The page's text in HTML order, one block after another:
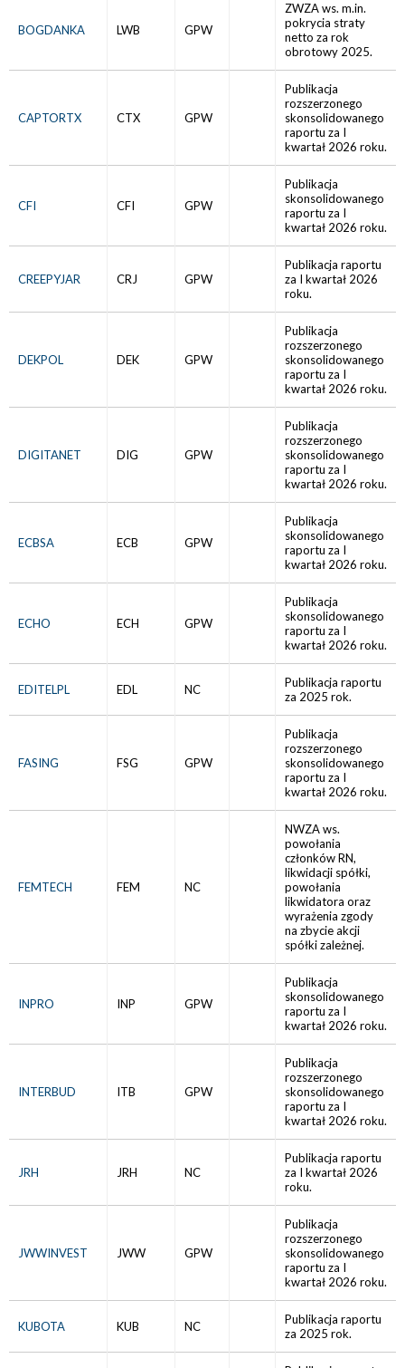
BOGDANKA LWB GPW
ZWZA ws. m.in.
pokrycia straty
netto za rok
obrotowy 2025.
CAPTORTX CTX GPW
Publikacja
rozszerzonego
skonsolidowanego
raportu za I
kwartał 2026 roku.
CFI CFI GPW
Publikacja
skonsolidowanego
raportu za I
kwartał 2026 roku.
CREEPYJAR CRJ GPW
Publikacja raportu
za I kwartał 2026
roku.
DEKPOL DEK GPW
Publikacja
rozszerzonego
skonsolidowanego
raportu za I
kwartał 2026 roku.
DIGITANET DIG GPW
Publikacja
rozszerzonego
skonsolidowanego
raportu za I
kwartał 2026 roku.
ECBSA ECB GPW
Publikacja
skonsolidowanego
raportu za I
kwartał 2026 roku.
ECHO ECH GPW
Publikacja
skonsolidowanego
raportu za I
kwartał 2026 roku.
EDITELPL EDL NC
Publikacja raportu
za 2025 rok.
FASING FSG GPW
Publikacja
rozszerzonego
skonsolidowanego
raportu za I
kwartał 2026 roku.
FEMTECH FEM NC
NWZA ws.
powołania
członków RN,
likwidacji spółki,
powołania
likwidatora oraz
wyrażenia zgody
na zbycie akcji
spółki zależnej.
INPRO INP GPW
Publikacja
skonsolidowanego
raportu za I
kwartał 2026 roku.
INTERBUD ITB GPW
Publikacja
rozszerzonego
skonsolidowanego
raportu za I
kwartał 2026 roku.
JRH JRH NC
Publikacja raportu
za I kwartał 2026
roku.
JWWINVEST JWW GPW
Publikacja
rozszerzonego
skonsolidowanego
raportu za I
kwartał 2026 roku.
KUBOTA KUB NC
Publikacja raportu
za 2025 rok.